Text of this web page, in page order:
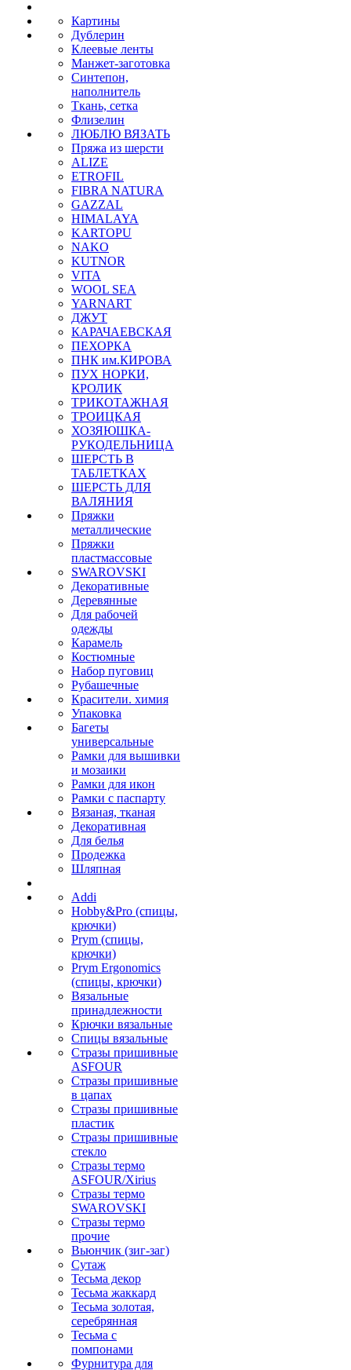
Картины
Дублерин
Клеевые ленты
Манжет-заготовка
Синтепон,
наполнитель
Ткань, сетка
Флизелин
ЛЮБЛЮ ВЯЗАТЬ
Пряжа из шерсти
ALIZE
ETROFIL
FIBRA NATURA
GAZZAL
HIMALAYA
KARTOPU
NAKO
KUTNOR
VITA
WOOL SEA
YARNART
ДЖУТ
КАРАЧАЕВСКАЯ
ПЕХОРКА
ПНК им.КИРОВА
ПУХ НОРКИ,
КРОЛИК
ТРИКОТАЖНАЯ
ТРОИЦКАЯ
ХОЗЯЮШКА-
РУКОДЕЛЬНИЦА
ШЕРСТЬ В
ТАБЛЕТКАХ
ШЕРСТЬ ДЛЯ
ВАЛЯНИЯ
Пряжки
металлические
Пряжки
пластмассовые
SWAROVSKI
Декоративные
Деревянные
Для рабочей
одежды
Карамель
Костюмные
Набор пуговиц
Рубашечные
Красители. химия
Упаковка
Багеты
универсальные
Рамки для вышивки
и мозаики
Рамки для икон
Рамки с паспарту
Вязаная, тканая
Декоративная
Для белья
Продежка
Шляпная
Addi
Hobby&Pro (спицы,
крючки)
Prym (спицы,
крючки)
Prym Ergonomics
(спицы, крючки)
Вязальные
принадлежности
Крючки вязальные
Спицы вязальные
Стразы пришивные
ASFOUR
Стразы пришивные
в цапах
Стразы пришивные
пластик
Стразы пришивные
стекло
Стразы термо
ASFOUR/Xirius
Стразы термо
SWAROVSKI
Стразы термо
прочие
Вьюнчик (зиг-заг)
Сутаж
Тесьма декор
Тесьма жаккард
Тесьма золотая,
серебрянная
Тесьма с
помпонами
Фурнитура для